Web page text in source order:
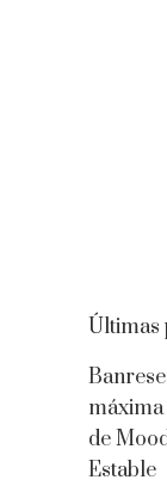
Últimas
de
Estable